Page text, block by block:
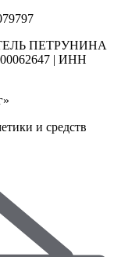
ПЕТРУНИНА
| ИНН
и средств